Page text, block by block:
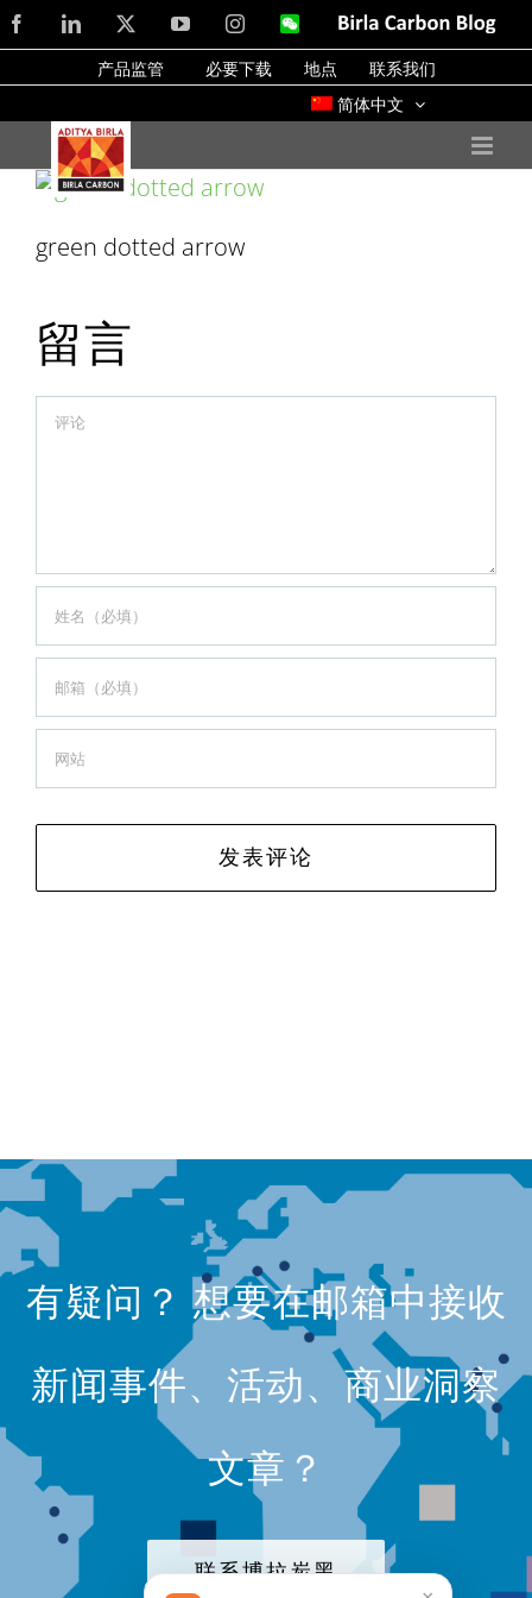
Skip
to
content
FacebookLinkedIn YouTubeInstagramWeChatBirla
Blog
产品监管 必要下载 地点
联系我们
简体中文
green dotted arrow
留言
Comment
有疑问？ 想要在邮箱中接收
新闻事件、活动、商业洞察
文章？
联系博拉炭黑